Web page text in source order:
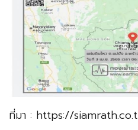
ที่มา : https://